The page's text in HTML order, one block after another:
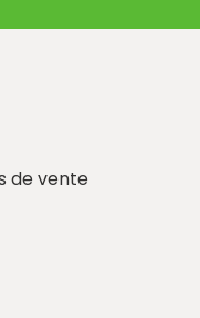
de vente